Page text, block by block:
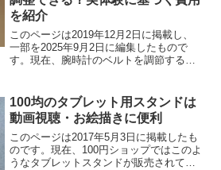
を紹介
このページは2019年12月2日に掲載し、
一部を2025年9月2日に編集したもので
す。現在、腕時計のベルトを調節する費
のベルト調節を行ってくれる店舗が併設
されているわけ...
100均のタブレット用スタンドは
動画視聴・お絵描きに便利
このページは2017年5月3日に掲載したも
のです。現在、100円ショップではこのよ
うなタブレットスタンドが販売されてい